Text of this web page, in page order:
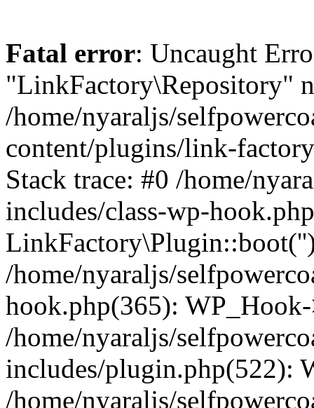
Fatal error: Uncaught
"LinkFactory\Repository"
/home/nyaraljs/
content/plugins/link-
Stack trace: #0 /home/
includes/class-wp-
/home/nyaraljs/
hook.php(365):
/home/nyaraljs/
includes/plugin.php(522):
/home/nyaraljs/